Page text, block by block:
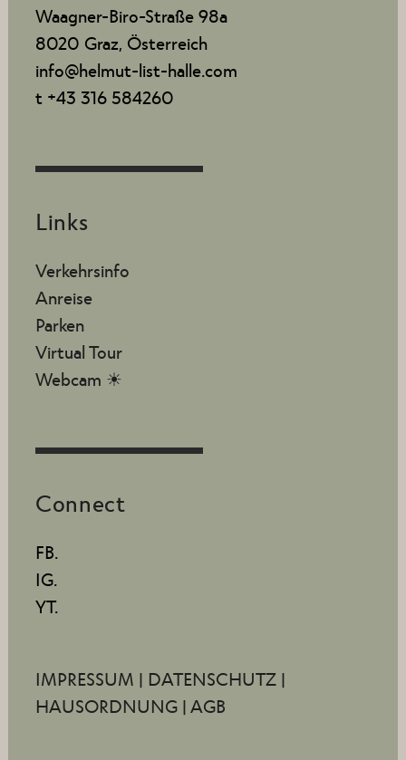
Waagner-Biro-Straße 98a
8020 Graz, Österreich
info@helmut-list-halle.com
t +43 316 584260
Links
Verkehrsinfo
Anreise
Parken
Virtual Tour
Webcam ☀
Connect
FB.
IG.
YT.
IMPRESSUM | DATENSCHUTZ |
HAUSORDNUNG | AGB